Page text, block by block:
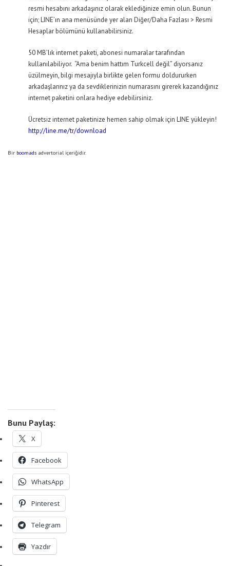
resmi hesabını arkadaşınız olarak eklediğinize emin olun. Bunun
için; LINE’ın ana menüsünde yer alan Diğer/Daha Fazlası > Resmi
Hesaplar bölümünü kullanabilirsiniz.
50 MB’lık internet paketi, abonesi numaralar tarafından
kullanılabiliyor. “Ama benim hattım Turkcell değil” diyorsanız
üzülmeyin, bilgi mesajıyla birlikte gelen formu doldururken
arkadaşlarınız ya da sevdiklerinizin numarasını girerek kazandığınız
internet paketini onlara hediye edebilirsiniz.
Ücretsiz internet paketinize hemen sahip olmak için LINE yükleyin!
http://line.me/tr/download
Bir boomads advertorial içeriğidir.
Bunu Paylaş:
X
Facebook
WhatsApp
Pinterest
Telegram
Yazdır